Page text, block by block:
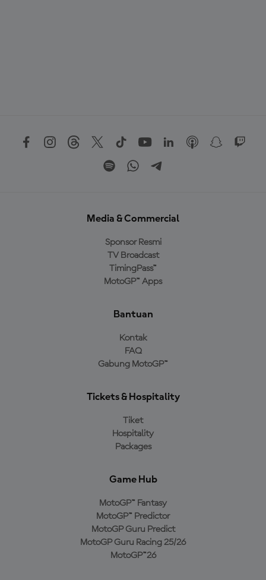
Media & Commercial
Sponsor Resmi
TV Broadcast
TimingPass™
MotoGP™ Apps
Bantuan
Kontak
FAQ
Gabung MotoGP™
Tickets & Hospitality
Tiket
Hospitality
Packages
Game Hub
MotoGP™ Fantasy
MotoGP™ Predictor
MotoGP Guru Predict
MotoGP Guru Racing 25/26
MotoGP™26